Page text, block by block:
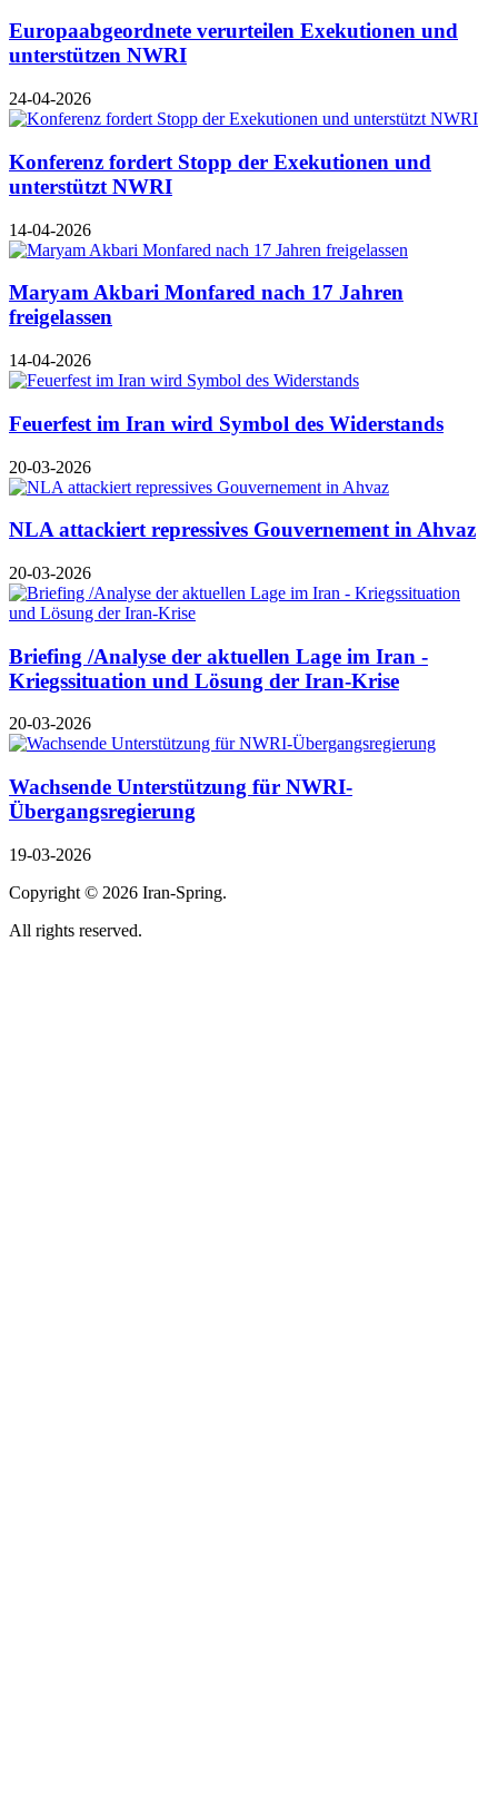
Europaabgeordnete verurteilen Exekutionen und
unterstützen NWRI
24-04-2026
Konferenz fordert Stopp der Exekutionen und
unterstützt NWRI
14-04-2026
Maryam Akbari Monfared nach 17 Jahren
freigelassen
14-04-2026
Feuerfest im Iran wird Symbol des Widerstands
20-03-2026
NLA attackiert repressives Gouvernement in Ahvaz
20-03-2026
Briefing /Analyse der aktuellen Lage im Iran -
Kriegssituation und Lösung der Iran-Krise
20-03-2026
Wachsende Unterstützung für NWRI-
Übergangsregierung
19-03-2026
Copyright © 2026 Iran-Spring.
All rights reserved.